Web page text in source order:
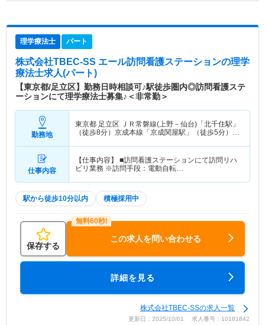
理学療法士 パート
株式会社TBEC-SS エール訪問看護ステーションの理学
療法士求人(パート)
【東京都/足立区】勤務日時相談可♪駅徒歩圏内◎訪問看護ステ
ーションにて理学療法士募集♪＜非常勤＞
勤務地
東京都 足立区 ＪＲ常磐線(上野－仙台)「北千住駅」
（徒歩8分）京成本線「京成関屋駅」（徒歩5分）
仕事内容
【仕事内容】 ■訪問看護ステーションにて訪問リハ
ビリ業務 ※訪問手段：電動自転…
駅から徒歩10分以内 積極採用中
保存する
この求人を問い合わせる
詳細を見る
株式会社TBEC-SSの求人一覧
更新日：2025/10/01 求人番号：10181842